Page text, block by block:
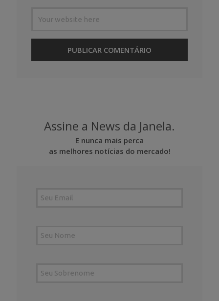
Assine a News da Janela.
E nunca mais perca
as melhores notícias do mercado!